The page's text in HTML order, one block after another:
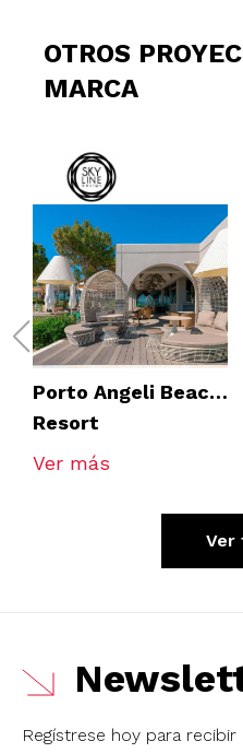
OTROS
MARCA
Porto Angeli Beach
Resort
Ver más
Ver
Regístrese hoy para